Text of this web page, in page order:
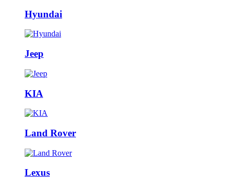
Hyundai
Jeep
KIA
Land Rover
Lexus